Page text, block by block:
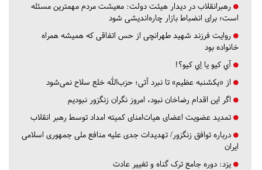
رهبرانقلاب در دیدار هیئت دولت: معیشت مردم مهمترین مسئله
است؛ برای انضباط بازار چاره‌اندیشی شود
روایت فرزند شهید طهرانچی از حس اتفاقی که همیشه همراه
خانواده بود
آي كيو يا اِي كيو؟!
از «یکشنبه عظیم» تا نبرد آتی؛ حزب‌الله خلع سلاح نمی‌شود
اگر این اقدام رضاخان نبود، امروز نگران زنگزور نبودیم
تمدید عضویت اعضای هیات‌امنای کمیته امداد توسط رهبر انقلاب
درباره توافق زنگزور/ تهدیدات جدی علیه منافع ملی جمهوری اسلامی
ایران
یزد: دوره جامع ترک گناه و تغییر عادت